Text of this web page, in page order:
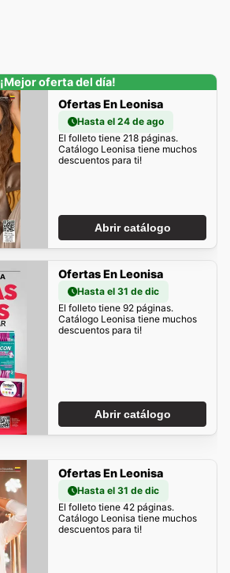
¡Mejor oferta del día!
Ofertas En Leonisa
Hasta el 24 de ago
El folleto tiene 218 páginas.
Catálogo Leonisa tiene muchos
descuentos para ti!
Abrir catálogo
Ofertas En Leonisa
Hasta el 31 de dic
El folleto tiene 92 páginas.
Catálogo Leonisa tiene muchos
descuentos para ti!
Abrir catálogo
Ofertas En Leonisa
Hasta el 31 de dic
El folleto tiene 42 páginas.
Catálogo Leonisa tiene muchos
descuentos para ti!